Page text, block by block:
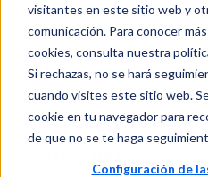
visitantes en este sitio web y
comunicación. Para conocer
cookies, consulta nuestra
Si rechazas, no se hará
cuando visites este sitio web.
cookie en tu navegador para
de que no se te haga
Configuración de
instaladas en su pista, la
está siempre
o el partido, siempre
listo. Ya no es
cámara, ni el operador
molestias de los cables